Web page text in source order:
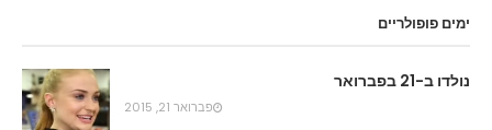
ימים פופולריים
נולדו ב-21 בפברואר
פברואר 21, 2015